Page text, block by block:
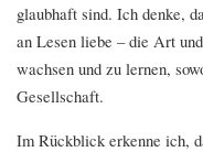
glaubhaft sind. Ich denke,
an Lesen liebe – die Art
wachsen und zu lernen,
Gesellschaft.
Im Rückblick erkenne ich,